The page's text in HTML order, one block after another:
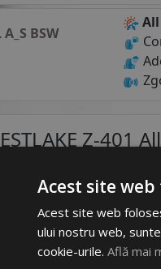
A_S BSW
Z-401
Elite 155/65R14 75T
calitatile
de schimbul intre
Acest site
Acest site web
ului nostru web,
cookie-urile. Află mai